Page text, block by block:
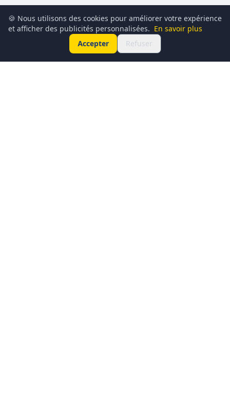
🍪 Nous utilisons des cookies pour améliorer votre expérience
et afficher des publicités personnalisées. En savoir plus
Accepter
Refuser